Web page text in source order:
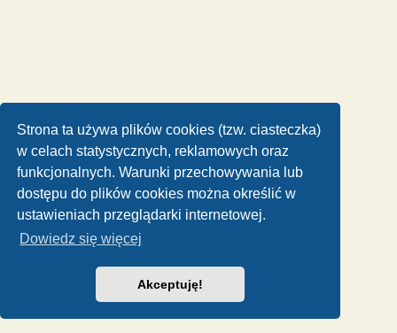
Strona ta używa plików cookies (tzw. ciasteczka)
w celach statystycznych, reklamowych oraz
funkcjonalnych. Warunki przechowywania lub
dostępu do plików cookies można określić w
ustawieniach przeglądarki internetowej.
Dowiedz się więcej
Akceptuję!